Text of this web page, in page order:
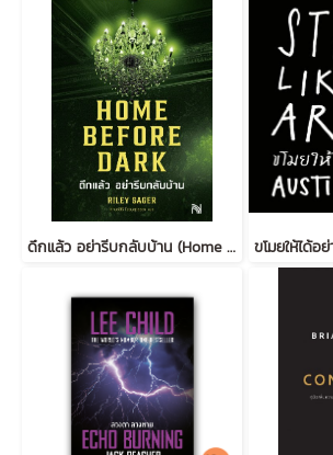
ดึกแล้ว อย่ารีบกลับบ้าน (Home Before Dark)